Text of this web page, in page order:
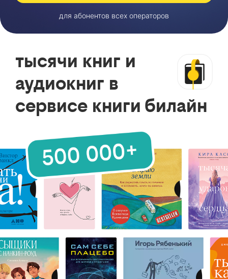
для абонентов всех операторов
тысячи книг и
аудиокниг в
сервисе книги билайн